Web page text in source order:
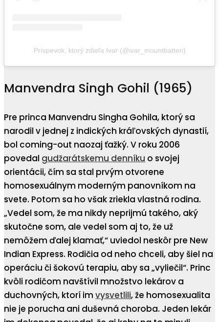
Príspevok, ktorý zdieľa Ivar (@ivar_mountbatten)
Manvendra Singh Gohil (1965)
Pre princa Manvendru Singha Gohila, ktorý sa
narodil v jednej z indických kráľovských dynastií,
bol coming-out naozaj ťažký. V roku 2006
povedal gudžarátskemu denníku o svojej
orientácii, čím sa stal prvým otvorene
homosexuálnym moderným panovníkom na
svete. Potom sa ho však zriekla vlastná rodina.
„Vedel som, že ma nikdy neprijmú takého, aký
skutočne som, ale vedel som aj to, že už
nemôžem ďalej klamať,“ uviedol neskôr pre New
Indian Express. Rodičia od neho chceli, aby šiel na
operáciu či šokovú terapiu, aby sa „vyliečil“. Princ
kvôli rodičom navštívil množstvo lekárov a
duchovných, ktorí im vysvetlili, že homosexualita
nie je porucha ani duševná choroba. Jeden lekár